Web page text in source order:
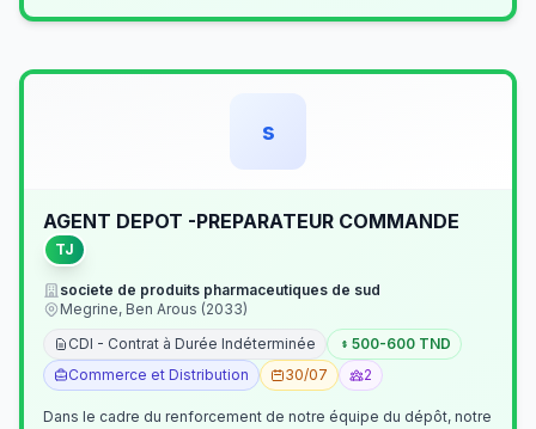
s
AGENT DEPOT -PREPARATEUR COMMANDE
TJ
societe de produits pharmaceutiques de sud
Megrine, Ben Arous (2033)
CDI - Contrat à Durée Indéterminée
500-600 TND
Commerce et Distribution
30/07 2
Dans le cadre du renforcement de notre équipe du dépôt, notre